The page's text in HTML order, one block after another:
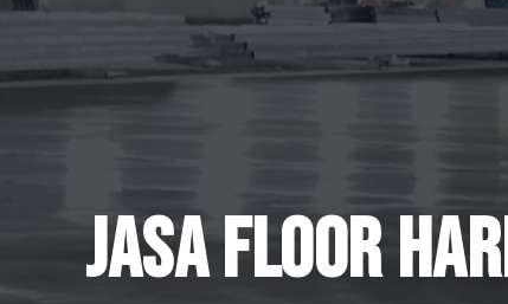
Jasa Floor